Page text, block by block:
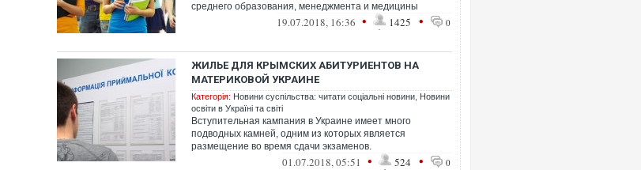
среднего образования, менеджмента и медицины
19.07.2018, 16:36 • 1425 • 0
ЖИЛЬЕ ДЛЯ КРЫМСКИХ АБИТУРИЕНТОВ НА
МАТЕРИКОВОЙ УКРАИНЕ
Категорія: Новини суспільства: читати соціальні новини Новини
освіти в Україні та світі
Вступительная кампания в Украине имеет много
подводных камней, одним из которых является
размещение во время сдачи экзаменов.
01.07.2018, 05:51 • 524 • 0